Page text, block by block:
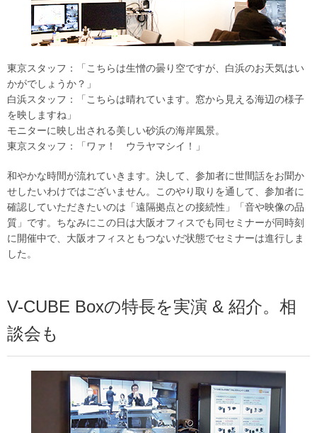
東京スタッフ：「こちらは生憎の曇り空ですが、白浜のお天気はい
かがでしょうか？」
白浜スタッフ：「こちらは晴れています。窓から見える海辺の様子
を映しますね」
モニターに映し出される美しい砂浜の海岸風景。
東京スタッフ：「ワァ！ ウラヤマシイ！」
和やかな時間が流れていきます。決して、参加者に世間話をお聞か
せしたいわけではございません。このやり取りを通して、参加者に
確認していただきたいのは「遠隔拠点との接続性」「音や映像の品
質」です。ちなみにこの日は大阪オフィスでも同セミナーが同時刻
に開催中で、大阪オフィスともつないだ状態でセミナーは進行しま
した。
V-CUBE Boxの特長を実演 & 紹介。相
談会も